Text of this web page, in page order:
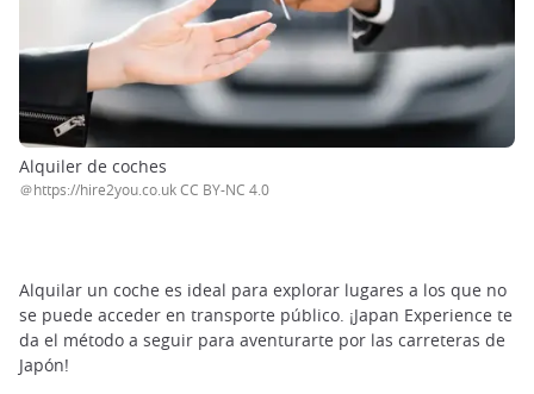
Alquiler de coches
＠https://hire2you.co.uk CC BY-NC 4.0
Alquilar un coche es ideal para explorar lugares a los que no
se puede acceder en transporte público. ¡Japan Experience te
da el método a seguir para aventurarte por las carreteras de
Japón!